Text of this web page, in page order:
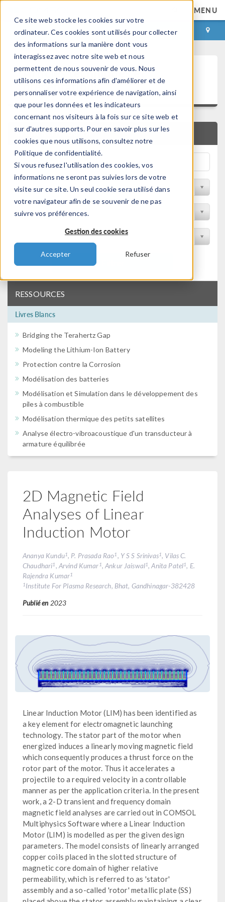
Ce site web stocke les cookies sur votre
ordinateur. Ces cookies sont utilisés pour collecter
des informations sur la manière dont vous
interagissez avec notre site web et nous
permettent de nous souvenir de vous. Nous
utilisons ces informations afin d'améliorer et de
personnaliser votre expérience de navigation, ainsi
que pour les données et les indicateurs
concernant nos visiteurs à la fois sur ce site web et
sur d'autres supports. Pour en savoir plus sur les
cookies que nous utilisons, consultez notre
Politique de confidentialité.
Si vous refusez l'utilisation des cookies, vos
informations ne seront pas suivies lors de votre
visite sur ce site. Un seul cookie sera utilisé dans
votre navigateur afin de se souvenir de ne pas
suivre vos préférences.
Gestion des cookies
Accepter Refuser
MENU
CONNEXION CONTACT
Articles techniques et
présentations
RECHERCHE RAPIDE
Filtrer par domaine physique
Filtrer par Industrie
Filtrer par conférence
RESSOURCES
Livres Blancs
Bridging the Terahertz Gap
Modeling the Lithium-Ion Battery
Protection contre la Corrosion
Modélisation des batteries
Modélisation et Simulation dans le développement des
piles à combustible
Modélisation thermique des petits satellites
Analyse électro-vibroacoustique d'un transducteur à
armature équilibrée
2D Magnetic Field
Analyses of Linear
Induction Motor
Ananya Kundu1, P. Prasada Rao1, Y S S Srinivas1, Vilas C.
Chaudhari1, Arvind Kumar 1, Ankur Jaiswal1, Anita Patel1, E.
Rajendra Kumar1
1Institute For Plasma Research, Bhat, Gandhinagar-382428
Publié en 2023
Linear Induction Motor (LIM) has been identified as
a key element for electromagnetic launching
technology. The stator part of the motor when
energized induces a linearly moving magnetic field
which consequently produces a thrust force on the
rotor part of the motor. Thus it accelerates a
projectile to a required velocity in a controllable
manner as per the application criteria. In the present
work, a 2-D transient and frequency domain
magnetic field analyses are carried out in COMSOL
Multiphysics Software where a Linear Induction
Motor (LIM) is modelled as per the given design
parameters. The model consists of linearly arranged
copper coils placed in the slotted structure of
magnetic core domain of higher relative
permeability, which is referred to as 'stator'
assembly and a so-called 'rotor' metallic plate (SS)